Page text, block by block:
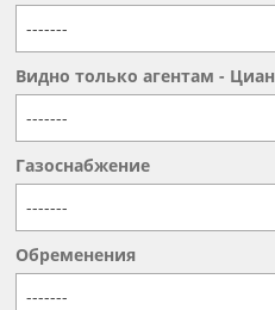
-------
Видно только агентам - Циан
-------
Газоснабжение
-------
Обременения
-------